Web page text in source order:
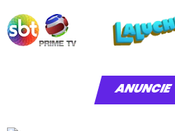
ANUNCIE